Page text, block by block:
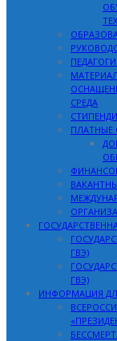
СРЕДА
ПЛАТНЫЕ
ГВЭ)
ГВЭ)
ИНФОРМАЦИЯ